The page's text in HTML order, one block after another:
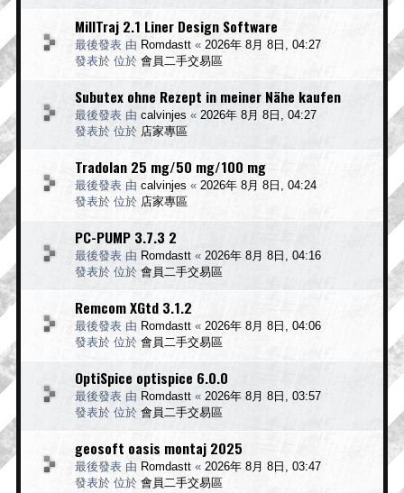
MillTraj 2.1 Liner Design Software
最後發表 由 Romdastt « 2026年 8月 8日, 04:27
發表於 位於 會員二手交易區
Subutex ohne Rezept in meiner Nähe kaufen
最後發表 由 calvinjes « 2026年 8月 8日, 04:27
發表於 位於 店家專區
Tradolan 25 mg/50 mg/100 mg
最後發表 由 calvinjes « 2026年 8月 8日, 04:24
發表於 位於 店家專區
PC-PUMP 3.7.3 2
最後發表 由 Romdastt « 2026年 8月 8日, 04:16
發表於 位於 會員二手交易區
Remcom XGtd 3.1.2
最後發表 由 Romdastt « 2026年 8月 8日, 04:06
發表於 位於 會員二手交易區
OptiSpice optispice 6.0.0
最後發表 由 Romdastt « 2026年 8月 8日, 03:57
發表於 位於 會員二手交易區
geosoft oasis montaj 2025
最後發表 由 Romdastt « 2026年 8月 8日, 03:47
發表於 位於 會員二手交易區